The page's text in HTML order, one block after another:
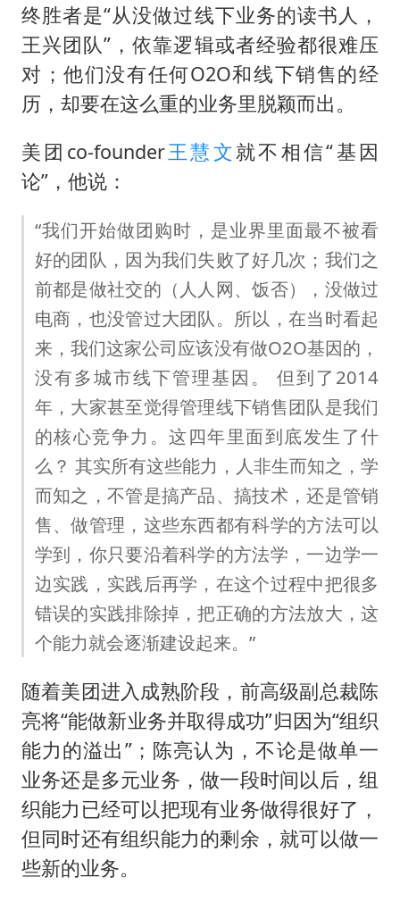
终胜者是“从没做过线下业务的读书人，
王兴团队”，依靠逻辑或者经验都很难压
对；他们没有任何O2O和线下销售的经
历，却要在这么重的业务里脱颖而出。
美团co-founder王慧文就不相信“基因
论”，他说：
“我们开始做团购时，是业界里面最不被看
好的团队，因为我们失败了好几次；我们之
前都是做社交的（人人网、饭否），没做过
电商，也没管过大团队。所以，在当时看起
来，我们这家公司应该没有做O2O基因的，
没有多城市线下管理基因。 但到了2014
年，大家甚至觉得管理线下销售团队是我们
的核心竞争力。这四年里面到底发生了什
么？ 其实所有这些能力，人非生而知之，学
而知之，不管是搞产品、搞技术，还是管销
售、做管理，这些东西都有科学的方法可以
学到，你只要沿着科学的方法学，一边学一
边实践，实践后再学，在这个过程中把很多
错误的实践排除掉，把正确的方法放大，这
个能力就会逐渐建设起来。”
随着美团进入成熟阶段，前高级副总裁陈
亮将“能做新业务并取得成功”归因为“组织
能力的溢出”；陈亮认为，不论是做单一
业务还是多元业务，做一段时间以后，组
织能力已经可以把现有业务做得很好了，
但同时还有组织能力的剩余，就可以做一
些新的业务。